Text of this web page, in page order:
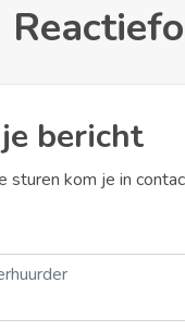
bericht
sturen kom je in